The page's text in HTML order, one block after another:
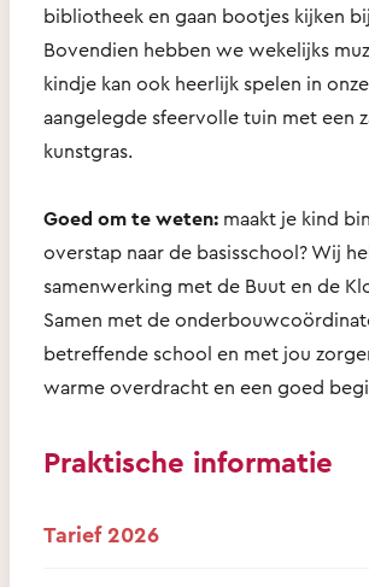
bibliotheek en gaan bootjes kijken
Bovendien hebben we wekelijks
kindje kan ook heerlijk spelen in
aangelegde sfeervolle tuin met een
kunstgras.
Goed om te weten: maakt je kind
overstap naar de basisschool? Wij
samenwerking met de Buut en de
Samen met de
betreffende school en met jou
warme overdracht en een goed
Praktische informatie
Tarief 2026